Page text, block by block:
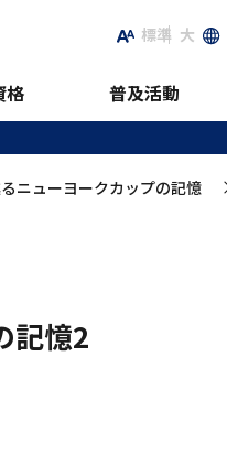
標準 大
格 普及活動
ニューヨークカップの記憶
記憶2